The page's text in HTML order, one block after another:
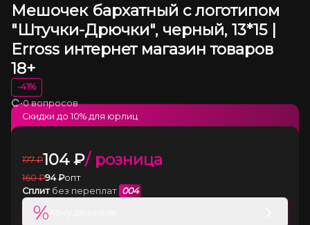
Мешочек бархатный с логотипом
"Штучки-Дрючки", черный, 13*15 |
Erross интернет магазин товаров
18+
-41%
Загрузка
•0 вопросов
177 ₽104₽/ розница
160 ₽94₽опт
Сплит без переплат 004
%
Скидки до 10% для юрлиц